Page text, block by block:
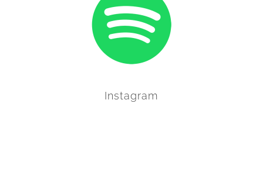
Instagram